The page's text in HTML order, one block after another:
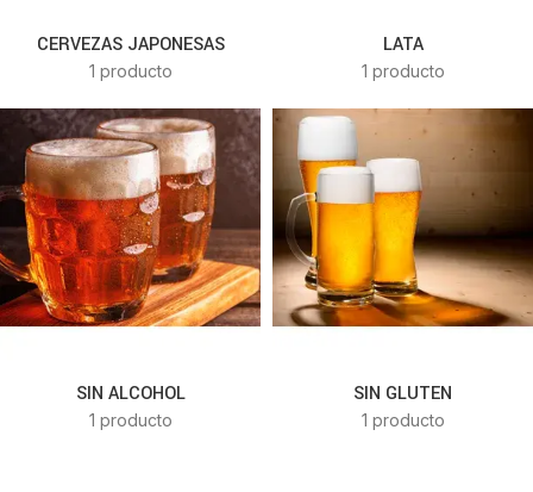
CERVEZAS JAPONESAS
1 producto
LATA
1 producto
SIN ALCOHOL
1 producto
SIN GLUTEN
1 producto